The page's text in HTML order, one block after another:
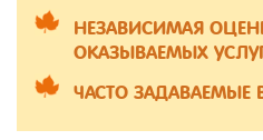
НЕЗАВИСИМАЯ
ОКАЗЫВАЕМЫХ
ЧАСТО ЗАДАВАЕМЫЕ